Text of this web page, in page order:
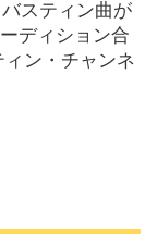
スティン曲が
ディション合
ン・チャンネ